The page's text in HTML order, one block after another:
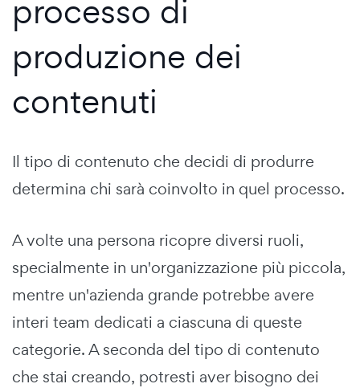
processo di
produzione dei
contenuti
Il tipo di contenuto che decidi di produrre
determina chi sarà coinvolto in quel processo.
A volte una persona ricopre diversi ruoli,
specialmente in un'organizzazione più piccola,
mentre un'azienda grande potrebbe avere
interi team dedicati a ciascuna di queste
categorie. A seconda del tipo di contenuto
che stai creando, potresti aver bisogno dei